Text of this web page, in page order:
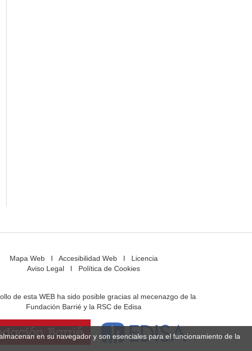
Mapa WebI Accesibilidad WebI Licencia
Aviso Legal I Política de Cookies
de esta WEB ha sido posible gracias al mecenazgo de la
Fundación Barrié y la RSC de Edisa
en su navegador y son esenciales para el funcionamiento de la